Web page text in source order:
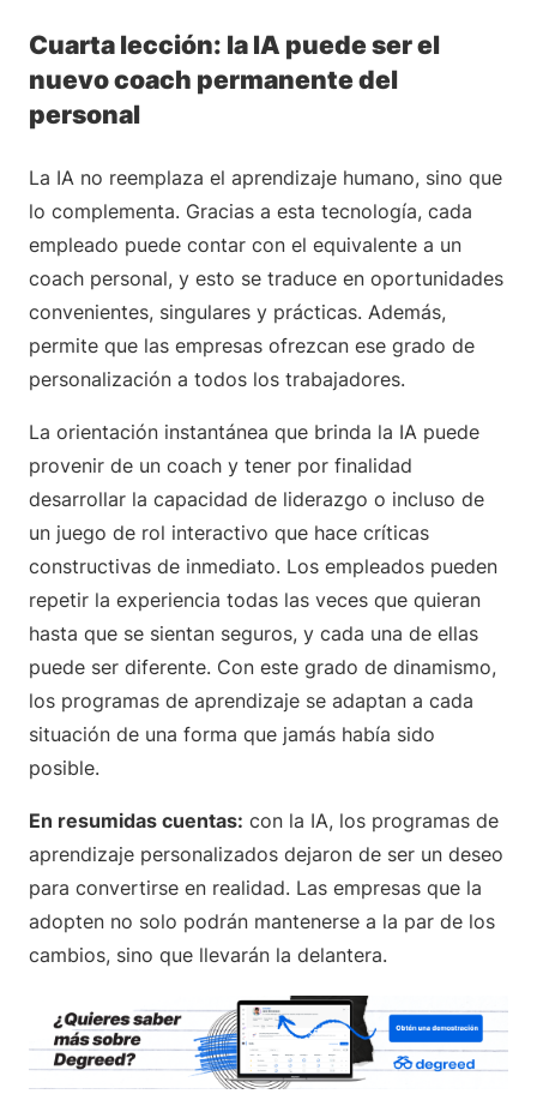
Cuarta lección: la IA puede ser el
nuevo coach permanente del
personal
La IA no reemplaza el aprendizaje humano, sino que
lo complementa. Gracias a esta tecnología, cada
empleado puede contar con el equivalente a un
coach personal, y esto se traduce en oportunidades
convenientes, singulares y prácticas. Además,
permite que las empresas ofrezcan ese grado de
personalización a todos los trabajadores.
La orientación instantánea que brinda la IA puede
provenir de un coach y tener por finalidad
desarrollar la capacidad de liderazgo o incluso de
un juego de rol interactivo que hace críticas
constructivas de inmediato. Los empleados pueden
repetir la experiencia todas las veces que quieran
hasta que se sientan seguros, y cada una de ellas
puede ser diferente. Con este grado de dinamismo,
los programas de aprendizaje se adaptan a cada
situación de una forma que jamás había sido
posible.
En resumidas cuentas: con la IA, los programas de
aprendizaje personalizados dejaron de ser un deseo
para convertirse en realidad. Las empresas que la
adopten no solo podrán mantenerse a la par de los
cambios, sino que llevarán la delantera.